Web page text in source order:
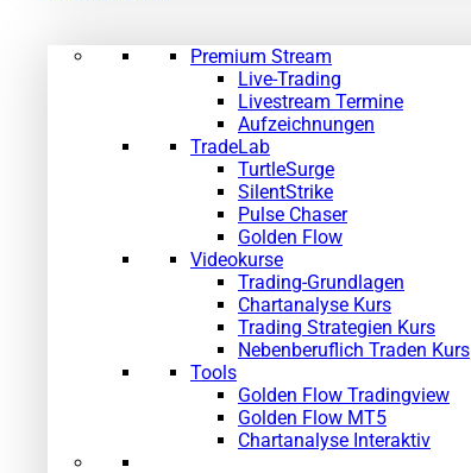
Premium Stream
Live-Trading
Livestream Termine
Aufzeichnungen
TradeLab
TurtleSurge
SilentStrike
Pulse Chaser
Golden Flow
Videokurse
Trading-Grundlagen
Chartanalyse Kurs
Trading Strategien Kurs
Nebenberuflich Traden Kurs
Tools
Golden Flow Tradingview
Golden Flow MT5
Chartanalyse Interaktiv